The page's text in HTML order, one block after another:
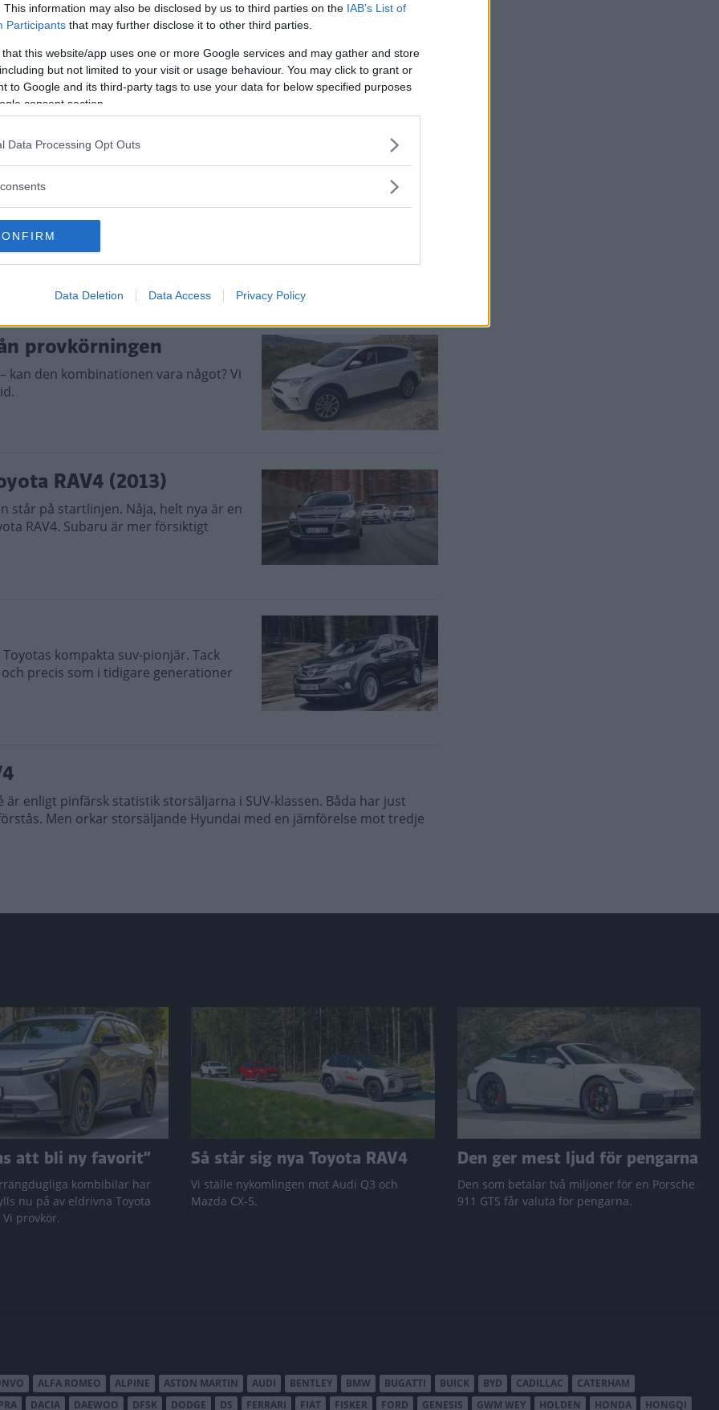
This information may also be disclosed by us to third parties on the IAB’s List of
Participants that may further disclose it to other third parties.
that this website/app uses one or more Google services and may gather and store
but not limited to your visit or usage behaviour. You may click to grant or
to Google and its third-party tags to use your data for below specified purposes
consent section.
Data Processing Opt Outs
Data Deletion Data Access Privacy Policy
(2016)
och högbyggd suv finns den så
Hybrid är tre vassa nykomlingar i en
RAV4 (2016)
för alla de här tre modellerna att
du läsa mer om bland annat
kupé- och lastmått,
Toyota RAV4.
provkörningen
kan den kombinationen vara något? Vi
RAV4 (2013)
står på startlinjen. Nåja, helt nya är en
RAV4. Subaru är mer försiktigt
kompakta suv-pionjär. Tack
precis som i tidigare generationer
är enligt pinfärsk statistik storsäljarna i SUV-klassen. Båda har just
Men orkar storsäljande Hyundai med en jämförelse mot tredje
att bli ny favorit”
kombibilar har
nu på av eldrivna Toyota
provkör.
Så står sig nya Toyota RAV4
Vi ställe nykomlingen mot Audi Q3 och
Mazda CX-5.
Den ger mest ljud för pengarna
Den som betalar två miljoner för en Porsche
911 GTS får valuta för pengarna.
ALFA ROMEO ALPINE ASTON MARTIN AUDI BENTLEY BMW BUGATTI BUICK BYD CADILLAC
CATERHAM
DACIA DAEWOO DFSK DODGE DS FERRARI FIAT FISKER FORD GENESIS GWM WEY HOLDEN HONDA HONGQI